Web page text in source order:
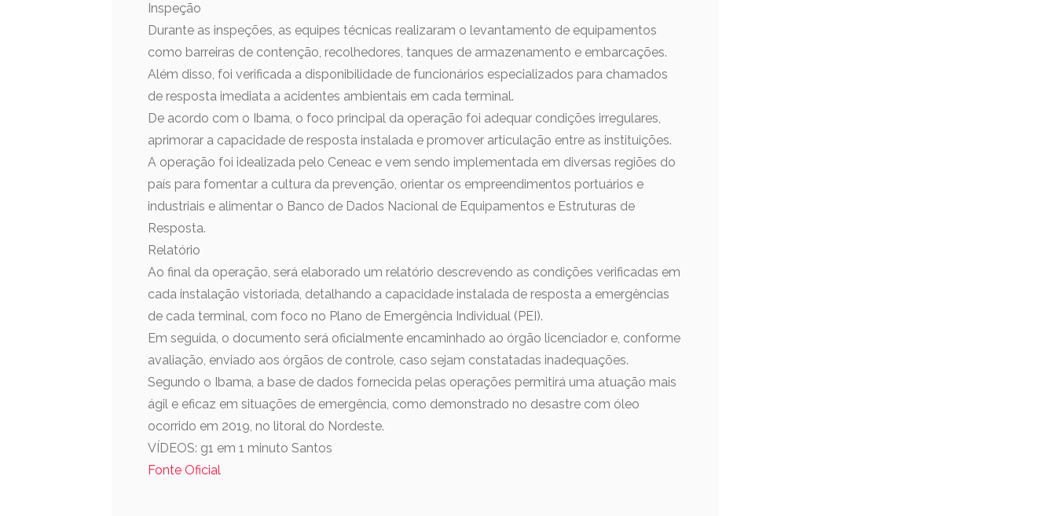
Inspeção
Durante as inspeções, as equipes técnicas realizaram o levantamento de equipamentos
como barreiras de contenção, recolhedores, tanques de armazenamento e embarcações.
Além disso, foi verificada a disponibilidade de funcionários especializados para chamados
de resposta imediata a acidentes ambientais em cada terminal.
De acordo com o Ibama, o foco principal da operação foi adequar condições irregulares,
aprimorar a capacidade de resposta instalada e promover articulação entre as instituições.
A operação foi idealizada pelo Ceneac e vem sendo implementada em diversas regiões do
país para fomentar a cultura da prevenção, orientar os empreendimentos portuários e
industriais e alimentar o Banco de Dados Nacional de Equipamentos e Estruturas de
Resposta.
Relatório
Ao final da operação, será elaborado um relatório descrevendo as condições verificadas em
cada instalação vistoriada, detalhando a capacidade instalada de resposta a emergências
de cada terminal, com foco no Plano de Emergência Individual (PEI).
Em seguida, o documento será oficialmente encaminhado ao órgão licenciador e, conforme
avaliação, enviado aos órgãos de controle, caso sejam constatadas inadequações.
Segundo o Ibama, a base de dados fornecida pelas operações permitirá uma atuação mais
ágil e eficaz em situações de emergência, como demonstrado no desastre com óleo
ocorrido em 2019, no litoral do Nordeste.
VÍDEOS: g1 em 1 minuto Santos
Fonte Oficial